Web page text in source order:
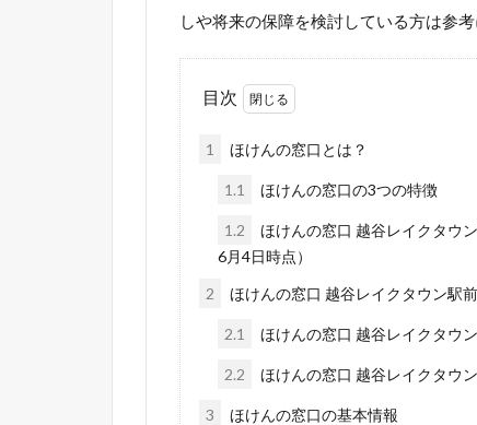
しや将来の保障を検討している方は参
目次
1 ほけんの窓口とは？
1.1 ほけんの窓口の3つの特徴
1.2
ほけんの窓口 越谷レイクタウ
6月4日時点）
2
ほけんの窓口 越谷レイクタウン駅
2.1 ほけんの窓口 越谷レイクタウ
2.2 ほけんの窓口 越谷レイクタウ
3 ほけんの窓口の基本情報